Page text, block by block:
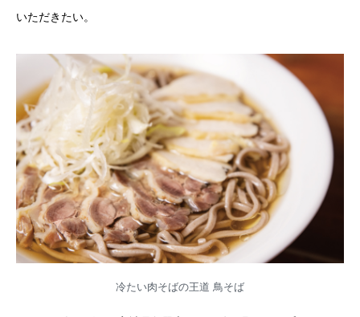
いただきたい。
冷たい肉そばの王道 鳥そば